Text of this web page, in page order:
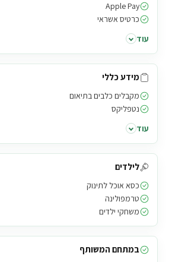
Apple Pay
כרטיס אשראי
עוד
מידע כללי
מקבלים כלבים בתיאום
נטפליקס
עוד
לילדים
כסא אוכל לתינוק
טרמפולינה
משחקי ילדים
במתחם המשותף